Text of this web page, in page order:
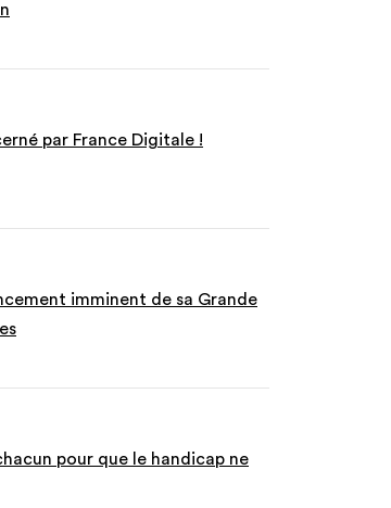
par France Digitale !
imminent de sa Grande
pour que le handicap ne